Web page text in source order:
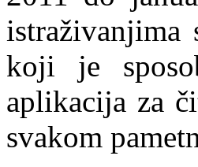
istraživanjima
koji je
aplikacija za
svakom